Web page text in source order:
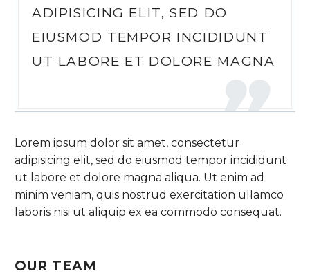
ADIPISICING ELIT, SED DO
EIUSMOD TEMPOR INCIDIDUNT
UT LABORE ET DOLORE MAGNA
Lorem ipsum dolor sit amet, consectetur
adipisicing elit, sed do eiusmod tempor incididunt
ut labore et dolore magna aliqua. Ut enim ad
minim veniam, quis nostrud exercitation ullamco
laboris nisi ut aliquip ex ea commodo consequat.
OUR TEAM